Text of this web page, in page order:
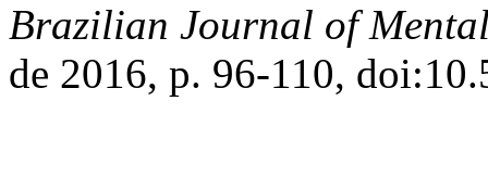
Brazilian Journal of
de 2016, p. 96-110,